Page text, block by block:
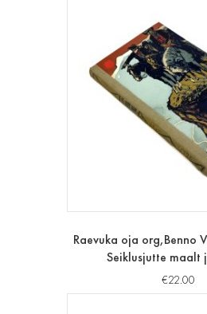
Raevuka oja org,Benno
Seiklusjutte maalt
€22.00